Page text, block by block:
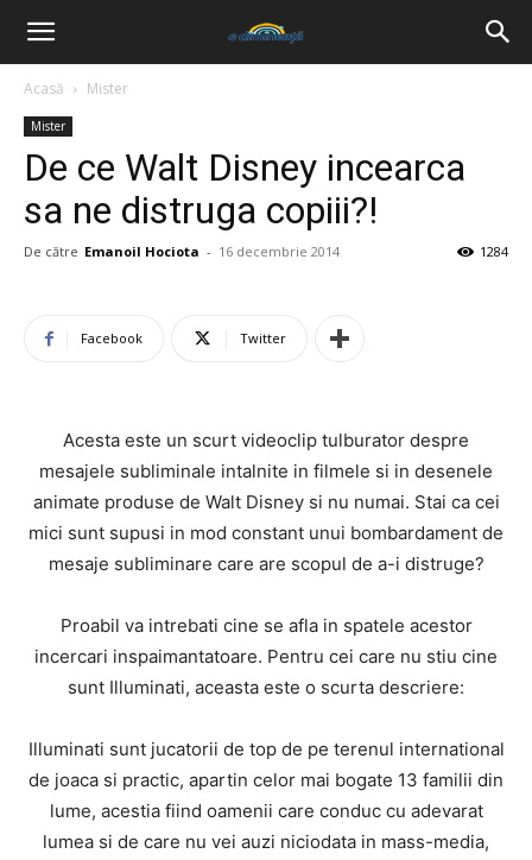
Acasă Mister
Mister
De ce Walt Disney incearca
sa ne distruga copiii?!
De către Emanoil Hociota - 16 decembrie 2014 1284
Facebook Twitter
Acesta este un scurt videoclip tulburator despre
mesajele subliminale intalnite in filmele si in desenele
animate produse de Walt Disney si nu numai. Stai ca cei
mici sunt supusi in mod constant unui bombardament de
mesaje subliminare care are scopul de a-i distruge?
Proabil va intrebati cine se afla in spatele acestor
incercari inspaimantatoare. Pentru cei care nu stiu cine
sunt Illuminati, aceasta este o scurta descriere:
Illuminati sunt jucatorii de top de pe terenul international
de joaca si practic, apartin celor mai bogate 13 familii din
lume, acestia fiind oamenii care conduc cu adevarat
lumea si de care nu vei auzi niciodata in mass-media,